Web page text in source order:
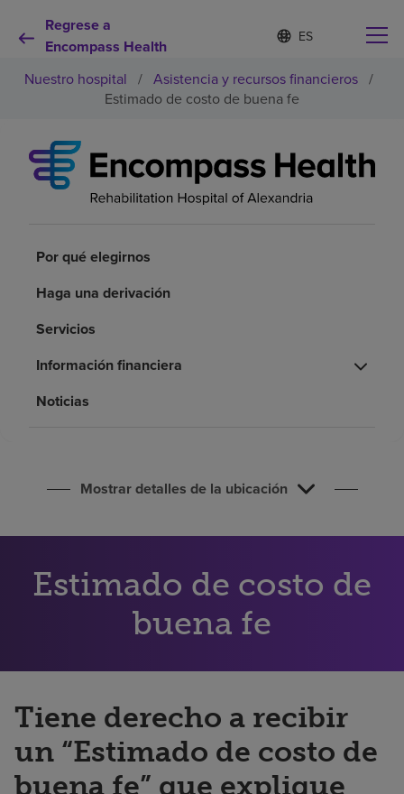
Regrese a
Encompass Health
Lista
de
contraída
d
o
m
e
c
Por qué debe elegirnos
Servicios de rehabilitación
Pacientes y cuidadores
Acerca de nosotros
Nuestro hospital / Asistencia y recursos financieros /
Estimado de costo de buena fe
Por qué elegirnos
Haga una derivación
Servicios
Información financiera
Noticias
Mostrar detalles de la ubicación
Estimado de costo de
buena fe
Tiene derecho a recibir
un “Estimado de costo de
buena fe” que explique